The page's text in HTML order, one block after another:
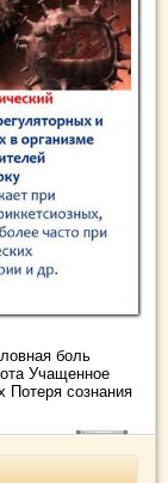
боль
Учащенное
Потеря сознания